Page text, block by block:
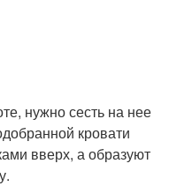
нужно сесть на нее
кровати
вверх, а образуют